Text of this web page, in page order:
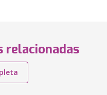
relacionadas